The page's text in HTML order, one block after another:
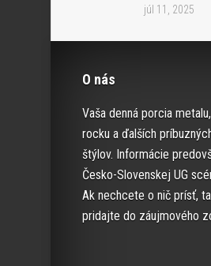
júl 11, 2025
O nás
Vaša denná porcia
rocku a ďalších
štýlov. Informácie
Česko-Slovenskej UG
Ak nechcete o nič prísť,
pridajte do záujmového